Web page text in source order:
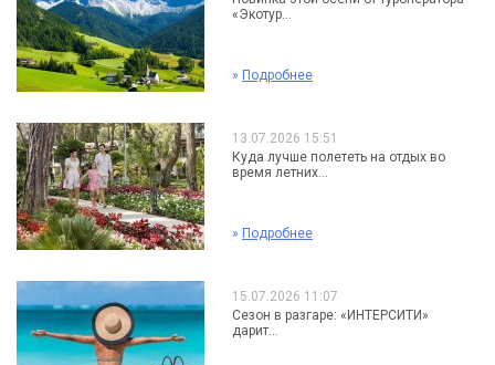
«Экотур...
» Подробнее
13.07.2026 15:51
Куда лучше полететь на отдых во
время летних...
» Подробнее
15.07.2026 11:07
Сезон в разгаре: «ИНТЕРСИТИ»
дарит...